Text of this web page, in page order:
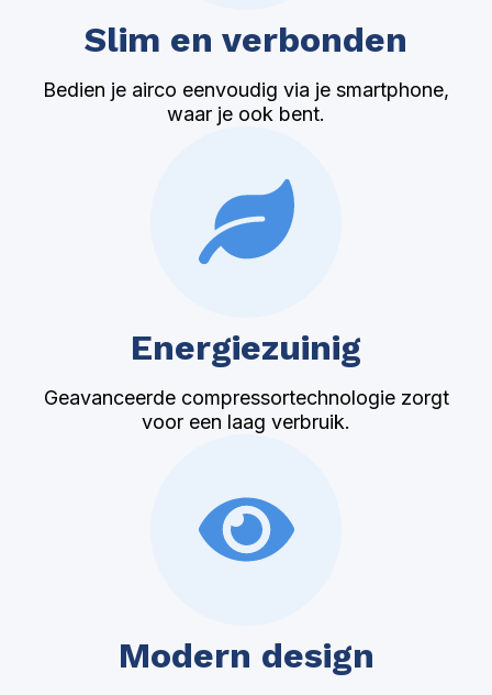
Slim en verbonden
Bedien je airco eenvoudig via je smartphone,
waar je ook bent.
Energiezuinig
Geavanceerde compressortechnologie zorgt
voor een laag verbruik.
Modern design